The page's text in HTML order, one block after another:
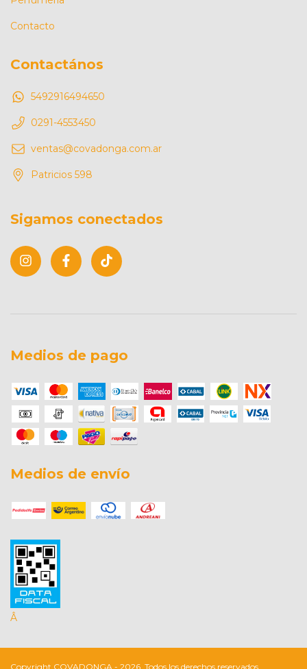
Contacto
Contactános
5492916494650
0291-4553450
ventas@covadonga.com.ar
Patricios 598
Sigamos conectados
Medios de pago
Medios de envío
Â
Copyright COVADONGA - 2026. Todos los derechos reservados.